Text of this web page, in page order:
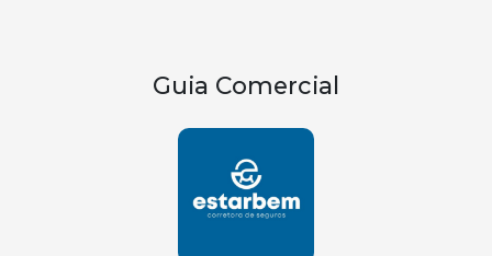
Guia Comercial